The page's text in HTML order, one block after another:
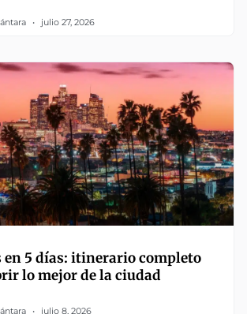
julio 27, 2026
en 5 días: itinerario completo
lo mejor de la ciudad
julio 8, 2026